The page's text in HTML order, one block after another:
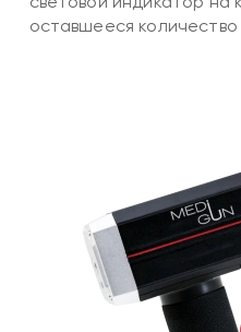
оставшееся количество